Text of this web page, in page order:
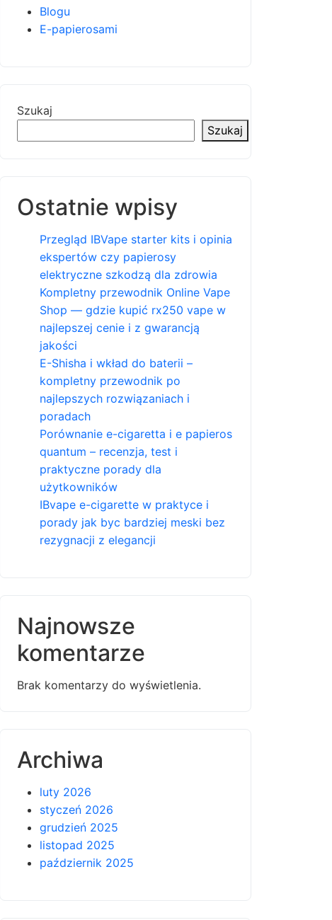
Blogu
E-papierosami
Szukaj
Szukaj
Ostatnie wpisy
Przegląd IBVape starter kits i opinia
ekspertów czy papierosy
elektryczne szkodzą dla zdrowia
Kompletny przewodnik Online Vape
Shop — gdzie kupić rx250 vape w
najlepszej cenie i z gwarancją
jakości
E-Shisha i wkład do baterii –
kompletny przewodnik po
najlepszych rozwiązaniach i
poradach
Porównanie e-cigaretta i e papieros
quantum – recenzja, test i
praktyczne porady dla
użytkowników
IBvape e-cigarette w praktyce i
porady jak byc bardziej meski bez
rezygnacji z elegancji
Najnowsze
komentarze
Brak komentarzy do wyświetlenia.
Archiwa
luty 2026
styczeń 2026
grudzień 2025
listopad 2025
październik 2025